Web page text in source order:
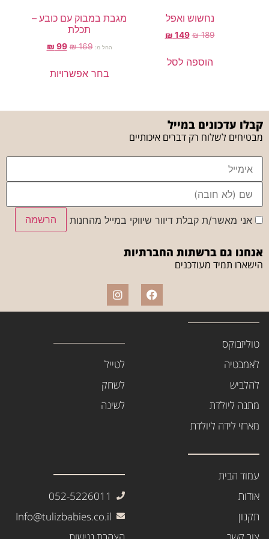
נחשוש ואפל
₪189
₪ 149
הוספה לסל
מגבת במבוק עם כובע –
תכלת
החל מ: ₪169
₪ 99
בחר אפשרויות
קבלו עדכונים במייל
מבטיחים לשלוח רק דברים איכותיים
אני מאשר/ת קבלת דיוור שיווקי במייל מהחנות הרשמה
אנחנו גם ברשתות החברתיות
הישארו תמיד מעודכנים
טוליזבוקס
לאמבטיה
להלביש
מתנה ליולדת
מארזי לידה ליולדת
לטייל
לשחק
לשינה
עמוד הבית
אודות
תקנון
052-5226011
Info@tulizbabies.co.il